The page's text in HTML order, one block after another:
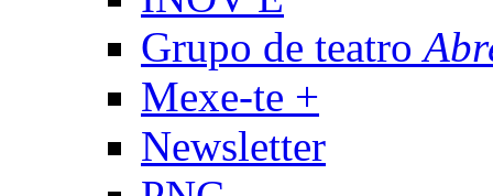
Grupo de teatro
Mexe-te +
Newsletter